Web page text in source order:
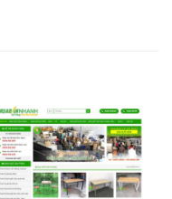
WordPress
dựng trang web và